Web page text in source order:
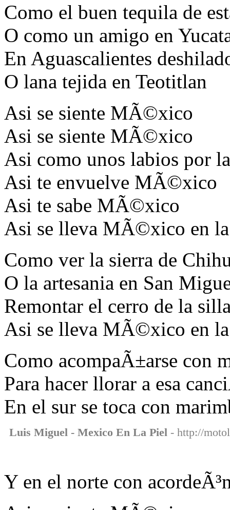
Como el buen tequila de
O como un amigo en
En Aguascalientes
O lana tejida en Teotitlan
Asi se siente MÃ©xico
Asi se siente MÃ©xico
Asi como unos labios por
Asi te envuelve MÃ©xico
Asi te sabe MÃ©xico
Asi se lleva MÃ©xico en
Como ver la sierra de
O la artesania en San
Remontar el cerro de la
Asi se lleva MÃ©xico en
Como acompaÃ±arse con
Para hacer llorar a esa
En el sur se toca con
Luis Miguel - Mexico En La Piel - http://
Y en el norte con